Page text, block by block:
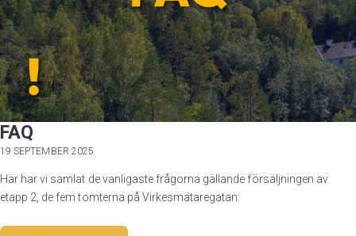
FAQ
19 SEPTEMBER 2025
Här har vi samlat de vanligaste frågorna gällande försäljningen av
etapp 2, de fem tomterna på Virkesmätaregatan: